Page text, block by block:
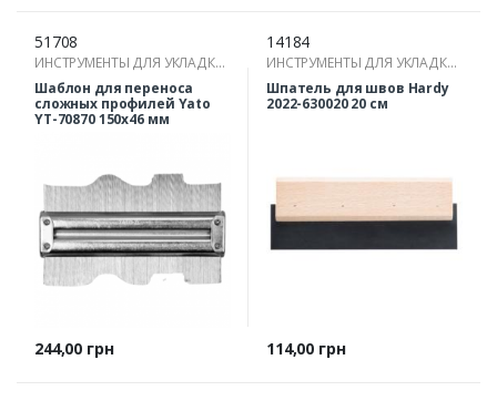
51708
ИНСТРУМЕНТЫ ДЛЯ УКЛАДКИ
ПЛИТКИ
Шаблон для переноса
сложных профилей Yato
YT-70870 150х46 мм
Цена
244,00 грн
14184
ИНСТРУМЕНТЫ ДЛЯ УКЛАДКИ
ПЛИТКИ
Шпатель для швов Hardy
2022-630020 20 см
Цена
114,00 грн